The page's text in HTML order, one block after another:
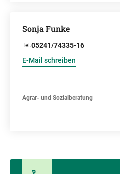
Sonja Funke
Tel.05241/74335-16
E-Mail schreiben
Agrar- und Sozialberatung